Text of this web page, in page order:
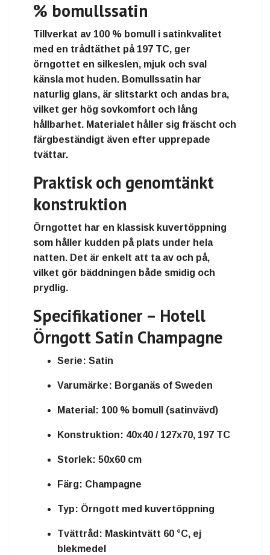
% bomullssatin
Tillverkat av 100 % bomull i satinkvalitet
med en trådtäthet på 197 TC, ger
örngottet en silkeslen, mjuk och sval
känsla mot huden. Bomullssatin har
naturlig glans, är slitstarkt och andas bra,
vilket ger hög sovkomfort och lång
hållbarhet. Materialet håller sig fräscht och
färgbeständigt även efter upprepade
tvättar.
Praktisk och genomtänkt
konstruktion
Örngottet har en klassisk kuvertöppning
som håller kudden på plats under hela
natten. Det är enkelt att ta av och på,
vilket gör bäddningen både smidig och
prydlig.
Specifikationer – Hotell
Örngott Satin Champagne
Serie: Satin
Varumärke: Borganäs of Sweden
Material: 100 % bomull (satinvävd)
Konstruktion: 40x40 / 127x70, 197 TC
Storlek: 50x60 cm
Färg: Champagne
Typ: Örngott med kuvertöppning
Tvättråd: Maskintvätt 60 °C, ej
blekmedel